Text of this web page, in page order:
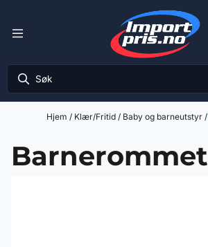
Hjem / Klær/Fritid / Baby og barneutstyr /
Barnerommet